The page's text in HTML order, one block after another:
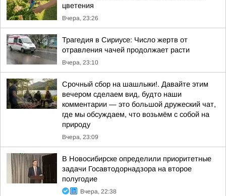
цветения
Вчера, 23:26
Трагедия в Сириусе: Число жертв от
отравления чачей продолжает расти
Вчера, 23:10
Срочный сбор на шашлыки!. Давайте этим
вечером сделаем вид, будто наши
комментарии — это большой дружеский чат,
где мы обсуждаем, что возьмём с собой на
природу
Вчера, 23:09
В Новосибирске определили приоритетные
задачи Госавтодорнадзора на второе
полугодие
Вчера, 22:38